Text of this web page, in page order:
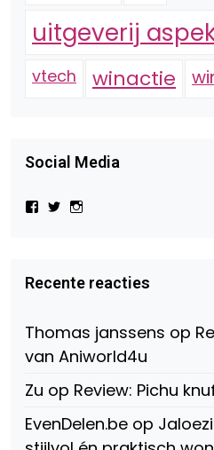
uitgeverij
vtech winactie
Social Media
Bekijk
Beauty-
147775071915783/?
Facebook
Bekijk
op
Twitter
op
Instagram
Recente reacties
Thomas janssens op
van Aniworld4u
Zu op Review: Pichu
EvenDelen.be op